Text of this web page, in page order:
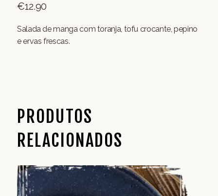
€12.90
Salada de manga com toranja, tofu crocante, pepino
e ervas frescas.
PRODUTOS
RELACIONADOS